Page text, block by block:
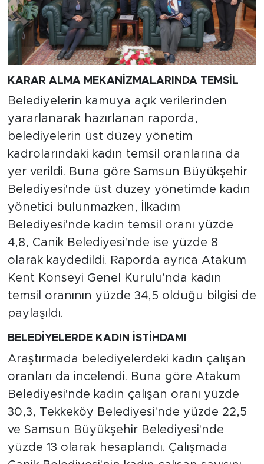
KARAR ALMA MEKANİZMALARINDA TEMSİL
Belediyelerin kamuya açık verilerinden
yararlanarak hazırlanan raporda,
belediyelerin üst düzey yönetim
kadrolarındaki kadın temsil oranlarına da
yer verildi. Buna göre Samsun Büyükşehir
Belediyesi'nde üst düzey yönetimde kadın
yönetici bulunmazken, İlkadım
Belediyesi'nde kadın temsil oranı yüzde
4,8, Canik Belediyesi'nde ise yüzde 8
olarak kaydedildi. Raporda ayrıca Atakum
Kent Konseyi Genel Kurulu'nda kadın
temsil oranının yüzde 34,5 olduğu bilgisi de
paylaşıldı.
BELEDİYELERDE KADIN İSTİHDAMI
Araştırmada belediyelerdeki kadın çalışan
oranları da incelendi. Buna göre Atakum
Belediyesi'nde kadın çalışan oranı yüzde
30,3, Tekkeköy Belediyesi'nde yüzde 22,5
ve Samsun Büyükşehir Belediyesi'nde
yüzde 13 olarak hesaplandı. Çalışmada